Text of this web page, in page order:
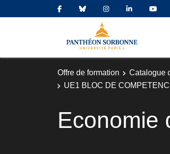
Offre de formation Catalogue
UE1 BLOC DE
Economie